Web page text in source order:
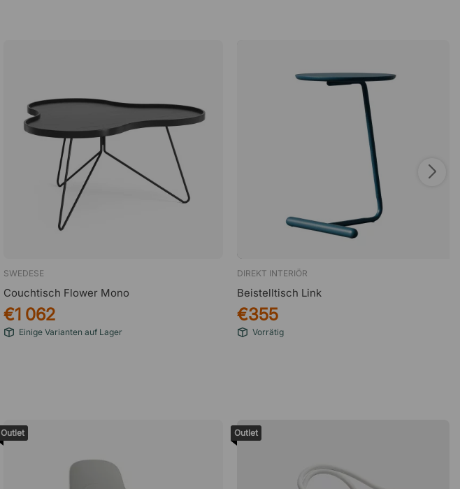
SWEDESE
Couchtisch Flower Mono
€1 062
Einige Varianten auf Lager
DIREKT INTERIÖR
Beistelltisch Link
€355
Vorrätig
Outlet Outlet